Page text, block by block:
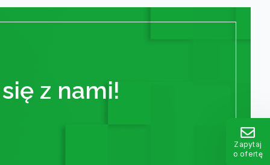
Zapytaj
o ofertę
z nami!